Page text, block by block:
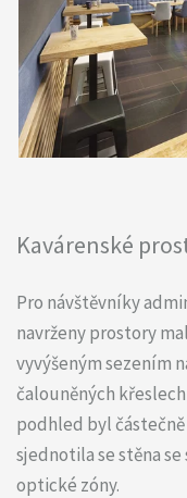
Kavárenské
Pro návštěvníky
navrženy prostory
vyvýšeným sezením
čalouněných
podhled byl
sjednotila se stěna
optické zóny.